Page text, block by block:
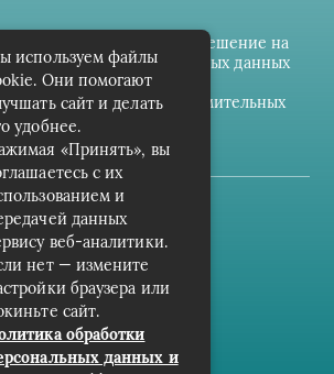
ресурсом вы даёте разрешение на
своих персональных данных
согласноПравилам
предоставлена в ознакомительных
целях.
(c) cpark-avto.ru
Карта сайта
О проекте
Архив
используем файлы
Они помогают
сайт и делать
удобнее.
«Принять», вы
с их
и
данных
веб-аналитики.
нет — измените
браузера или
сайт.
обработки
данных и